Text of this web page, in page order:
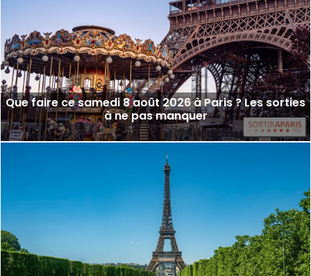
Que faire ce samedi 8 août 2026 à Paris ? Les sorties
à ne pas manquer